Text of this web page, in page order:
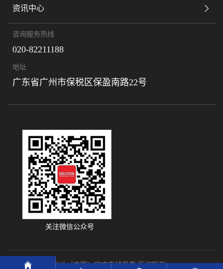
资讯中心
咨询服务热线
020-82211188
地址
广东省广州市保税区保盈南路22号
关注微信公众号
© 米兰网页版-米兰（中国）官方在线登录 版权所有